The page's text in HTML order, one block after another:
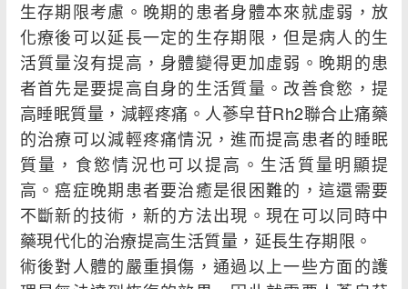
生存期限考慮。晚期的患者身體本來就虛弱，放
化療後可以延長一定的生存期限，但是病人的生
活質量沒有提高，身體變得更加虛弱。晚期的患
者首先是要提高自身的生活質量。改善食慾，提
高睡眠質量，減輕疼痛。人蔘皁苷Rh2聯合止痛藥
的治療可以減輕疼痛情況，進而提高患者的睡眠
質量，食慾情況也可以提高。生活質量明顯提
高。癌症晚期患者要治癒是很困難的，這還需要
不斷新的技術，新的方法出現。現在可以同時中
藥現代化的治療提高生活質量，延長生存期限。
術後對人體的嚴重損傷，通過以上一些方面的護